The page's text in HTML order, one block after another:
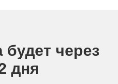
будет через
дня